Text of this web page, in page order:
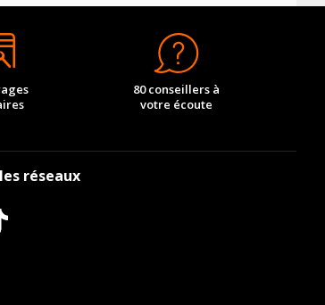
80 conseillers à
votre écoute
réseaux